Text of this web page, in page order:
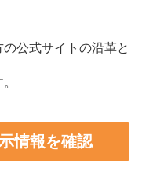
公式サイトの沿革と
情報を確認